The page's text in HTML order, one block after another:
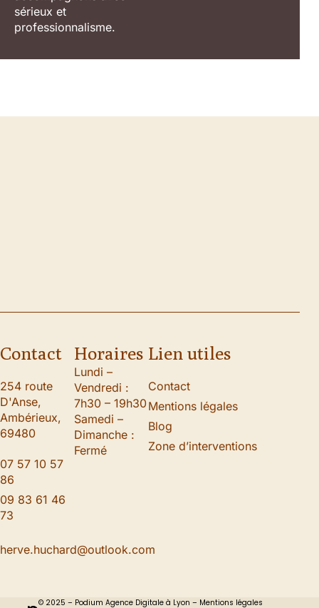
sérieux et
professionnalisme.
Contact
254 route
D'Anse,
Ambérieux,
69480
07 57 10 57
86
09 83 61 46
73
herve.huchard@outlook.com
Horaires
Lundi –
Vendredi :
7h30 – 19h30
Samedi –
Dimanche :
Fermé
Lien utiles
Contact
Mentions légales
Blog
Zone d’interventions
© 2025 – Podium Agence Digitale à Lyon – Mentions légales